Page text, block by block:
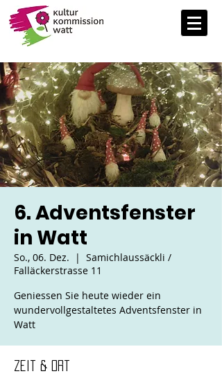
6. Adventsfenster
in Watt
So., 06. Dez.
  |
Samichlaussäckli /
Falläckerstrasse 11
Geniessen Sie heute wieder ein
wundervollgestaltetes Adventsfenster in
Zeit & Ort